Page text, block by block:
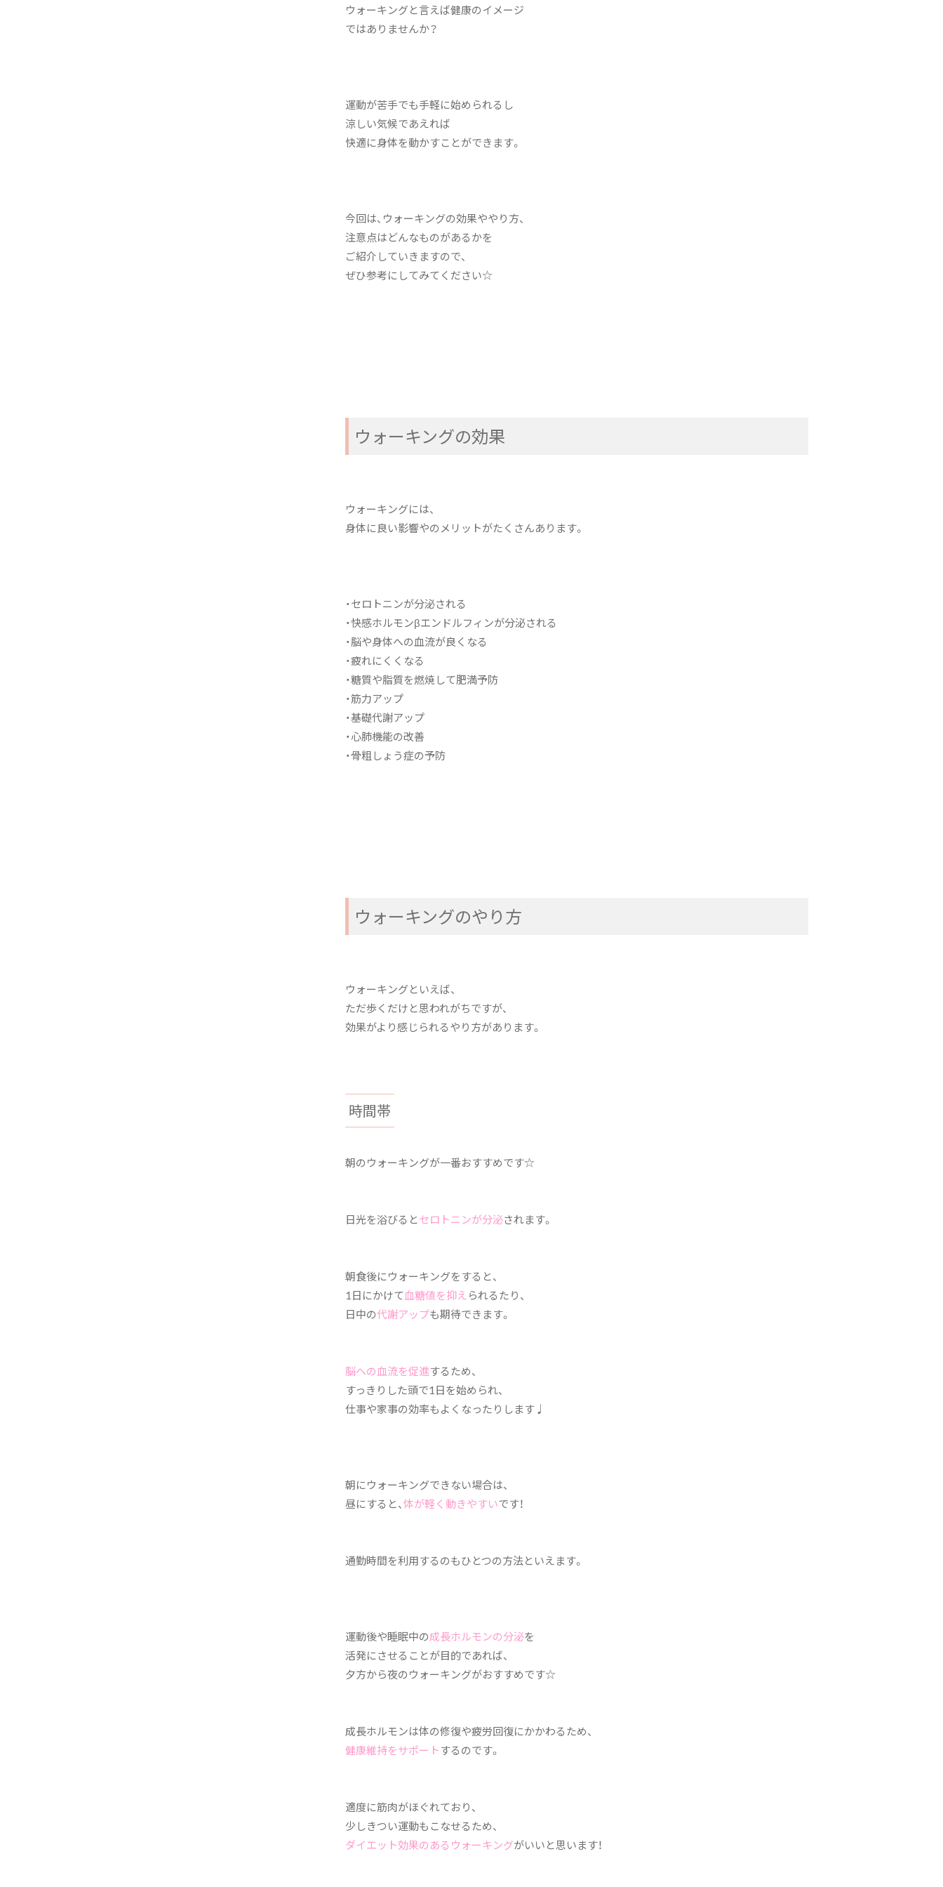
ウォーキングと言えば健康のイメージ
ではありませんか？
運動が苦手でも手軽に始められるし
涼しい気候であえれば
快適に身体を動かすことができます。
今回は、ウォーキングの効果ややり方、
注意点はどんなものがあるかを
ご紹介していきますので、
ぜひ参考にしてみてください☆
ウォーキングの効果
ウォーキングには、
身体に良い影響やのメリットがたくさんあります。
・セロトニンが分泌される
・快感ホルモンβエンドルフィンが分泌される
・脳や身体への血流が良くなる
・疲れにくくなる
・糖質や脂質を燃焼して肥満予防
・筋力アップ
・基礎代謝アップ
・心肺機能の改善
・骨粗しょう症の予防
ウォーキングのやり方
ウォーキングといえば、
ただ歩くだけと思われがちですが、
効果がより感じられるやり方があります。
時間帯
朝のウォーキングが一番おすすめです☆
日光を浴びるとセロトニンが分泌されます。
朝食後にウォーキングをすると、
1日にかけて血糖値を抑えられるたり、
日中の代謝アップも期待できます。
脳への血流を促進するため、
すっきりした頭で1日を始められ、
仕事や家事の効率もよくなったりします♩
朝にウォーキングできない場合は、
昼にすると、体が軽く動きやすいです！
通勤時間を利用するのもひとつの方法といえます。
運動後や睡眠中の成長ホルモンの分泌を
活発にさせることが目的であれば、
夕方から夜のウォーキングがおすすめです☆
成長ホルモンは体の修復や疲労回復にかかわるため、
健康維持をサポートするのです。
適度に筋肉がほぐれており、
少しきつい運動もこなせるため、
ダイエット効果のあるウォーキングがいいと思います！